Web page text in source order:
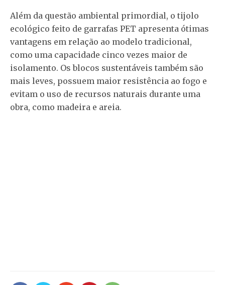
Além da questão ambiental primordial, o tijolo
ecológico feito de garrafas PET apresenta ótimas
vantagens em relação ao modelo tradicional,
como uma capacidade cinco vezes maior de
isolamento. Os blocos sustentáveis também são
mais leves, possuem maior resistência ao fogo e
evitam o uso de recursos naturais durante uma
obra, como madeira e areia.